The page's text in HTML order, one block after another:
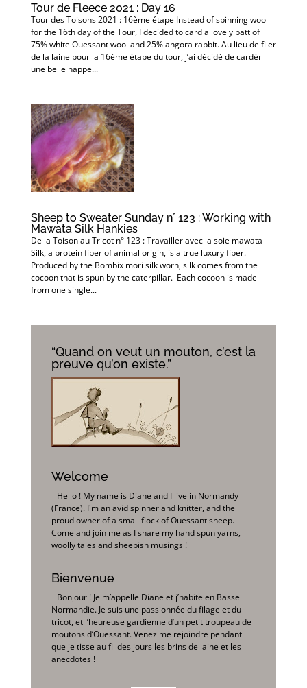
Tour de Fleece 2021 : Day 16
Tour des Toisons 2021 : 16ème étape Instead of spinning wool
for the 16th day of the Tour, I decided to card a lovely batt of
75% white Ouessant wool and 25% angora rabbit. Au lieu de filer
de la laine pour la 16ème étape du tour, j’ai décidé de cardér
une belle nappe...
Sheep to Sweater Sunday n° 123 : Working with
Mawata Silk Hankies
De la Toison au Tricot n° 123 : Travailler avec la soie mawata
Silk, a protein fiber of animal origin, is a true luxury fiber.
Produced by the Bombix mori silk worn, silk comes from the
cocoon that is spun by the caterpillar. Each cocoon is made
from one single...
“Quand on veut un mouton, c’est la
preuve qu’on existe.”
Welcome
Hello ! My name is Diane and I live in Normandy
(France). I'm an avid spinner and knitter, and the
proud owner of a small flock of Ouessant sheep.
Come and join me as I share my hand spun yarns,
woolly tales and sheepish musings !
Bienvenue
Bonjour ! Je m’appelle Diane et j’habite en Basse
Normandie. Je suis une passionnée du filage et du
tricot, et l’heureuse gardienne d’un petit troupeau de
moutons d’Ouessant. Venez me rejoindre pendant
que je tisse au fil des jours les brins de laine et les
anecdotes !